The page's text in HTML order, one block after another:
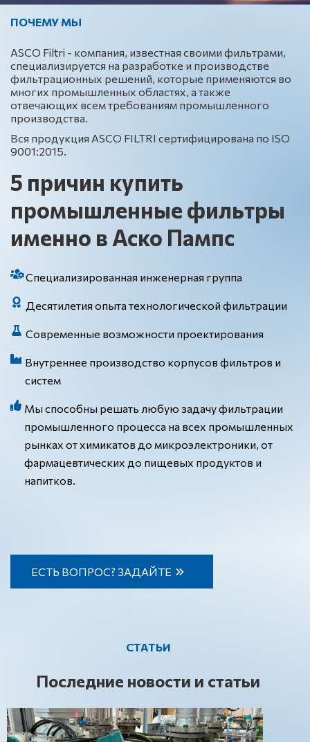
ПОЧЕМУ МЫ
ASCO Filtri - компания, известная своими фильтрами,
специализируется на разработке и производстве
фильтрационных решений, которые применяются во
многих промышленных областях, а также
отвечающих всем требованиям промышленного
производства.
Вся продукция ASCO FILTRI сертифицирована по ISO
9001:2015.
5 причин купить
промышленные фильтры
именно в Аско Пампс
Специализированная инженерная группа
Десятилетия опыта технологической фильтрации
Современные возможности проектирования
Внутреннее производство корпусов фильтров и
систем
Мы способны решать любую задачу фильтрации
промышленного процесса на всех промышленных
рынках от химикатов до микроэлектроники, от
фармацевтических до пищевых продуктов и
напитков.
ЕСТЬ ВОПРОС? ЗАДАЙТЕ
СТАТЬИ
Последние новости и статьи